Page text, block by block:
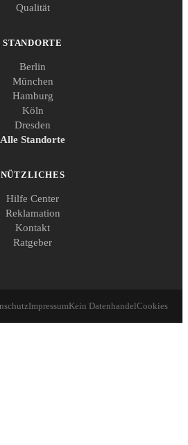
Qualität
STANDORTE
Berlin
München
Hamburg
Köln
Dresden
Alle Standorte
NÜTZLICHES
Hilfe Center
Reklamation
Kontakt
Ratgeber
ImpressumKein DatenhandelCookies